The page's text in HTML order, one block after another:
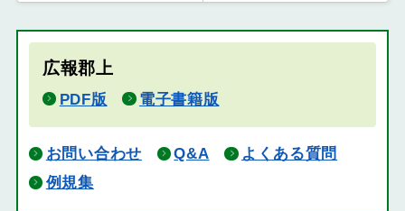
広報郡上
PDF版 電子書籍版
お問い合わせ Q&A
よくある質問
例規集